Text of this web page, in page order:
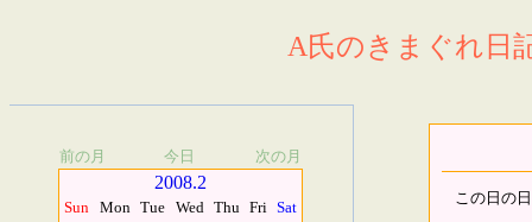
A氏のきまぐれ日
前の月 今日 次の月
2008.2
Sun Mon Tue Wed Thu Fri Sat
この日の